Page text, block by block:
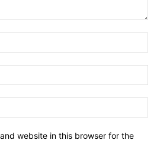
website in this browser for the